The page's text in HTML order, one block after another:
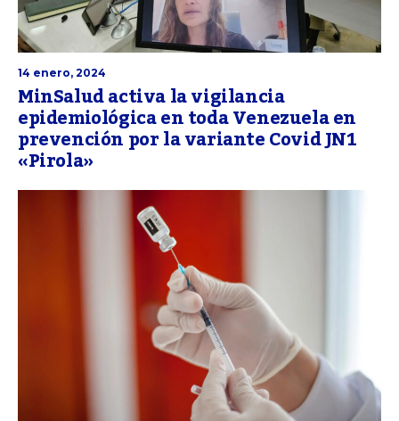
14 enero, 2024
MinSalud activa la vigilancia
epidemiológica en toda Venezuela en
prevención por la variante Covid JN1
«Pirola»